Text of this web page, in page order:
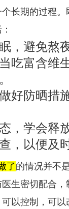
长期的过程
，避免熬夜
吃富含维
好防晒措
，学会释
，以便及
了的情况并不
生密切配合
以控制，可